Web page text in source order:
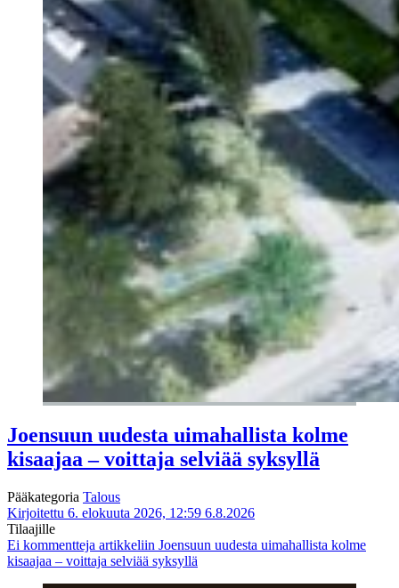
Joensuun uudesta uimahallista kolme
kisaajaa – voittaja selviää syksyllä
Pääkategoria Talous
Kirjoitettu 6. elokuuta 2026, 12:59 6.8.2026
Tilaajille
Ei kommentteja artikkeliin Joensuun uudesta uimahallista kolme
kisaajaa – voittaja selviää syksyllä